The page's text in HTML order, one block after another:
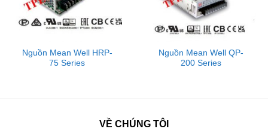
Các sản phẩm của MEAN WELL rất phong phú và
đa dạng nổi bật với hơn 5.000 mẫu tiêu chuẩn và
đạt nhiều chứng nhận quốc tế . Sản phẩm của
được ứng dụng rộng rãi trong nhiều lĩnh vực như
Nguồn Mean Well HRP-
75 Series
Nguồn Mean Well QP-
200 Series
VỀ CHÚNG TÔI